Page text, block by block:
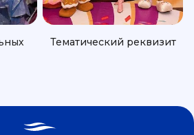
Тематический реквизит